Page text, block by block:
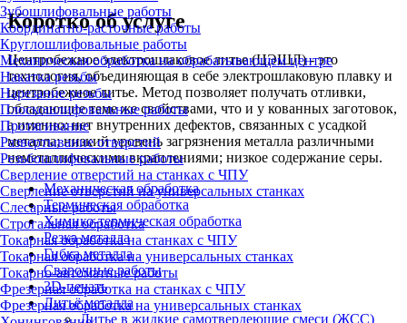
Зубошлифовальные работы
Координатно-расточные работы
Круглошлифовальные работы
Механическая обработка на обрабатывающем центре
Накатка резьбы
Нарезание резьбы
Плоскошлифовальные работы
Протягивание
Развертывание отверстий
Резьбошлифовальные работы
Сверление отверстий на станках с ЧПУ
Сверление отверстий на универсальных станках
Слесарные работы
Строгальная обработка
Токарная обработка на станках с ЧПУ
Токарная обработка на универсальных станках
Токарно-автоматные работы
Фрезерная обработка на станках с ЧПУ
Фрезерная обработка на универсальных станках
Коротко об услуге
Центробежное электрошлаковое литье (ЦЭШЛ) - это
технология, объединяющая в себе электрошлаковую плавку и
центробежное литье. Метод позволяет получать отливки,
обладающие теме же свойствами, что и у кованных заготовок,
а именно: нет внутренних дефектов, связанных с усадкой
металла; низкий уровень загрязнения металла различными
неметаллическими вкраплениями; низкое содержание серы.
Механическая обработка
Термическая обработка
Химико-термическая обработка
Резка металла
Гибка металла
Сварочные работы
3D-печать
Литьё металла
Литье в жидкие самотвердеющие смеси (ЖСС)